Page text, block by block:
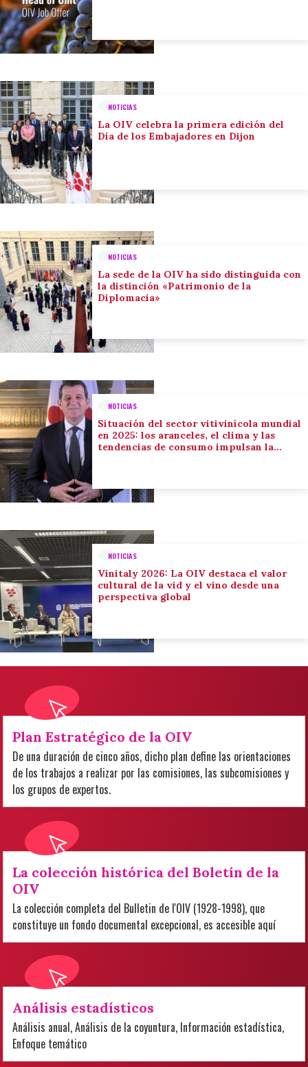
NOTICIAS
La OIV celebra la primera edición del
Día de los Embajadores en Dijon
NOTICIAS
La sede de la OIV ha sido distinguida con
la distinción «Patrimonio de la
Diplomacia»
NOTICIAS
Situación del sector vitivinícola mundial
en 2025: los aranceles, el clima y las
tendencias de consumo impulsan la
NOTICIAS
Vinitaly 2026: La OIV destaca el valor
cultural de la vid y el vino desde una
perspectiva global
Plan Estratégico de la OIV
De una duración de cinco años, dicho plan define las orientaciones
de los trabajos a realizar por las comisiones, las subcomisiones y
los grupos de expertos.
La colección histórica del Boletín de la
OIV
La colección completa del Bulletin de l'OIV (1928-1998), que
constituye un fondo documental excepcional, es accesible aquí
Análisis estadísticos
Análisis anual, Análisis de la coyuntura, Información estadística,
Enfoque temático